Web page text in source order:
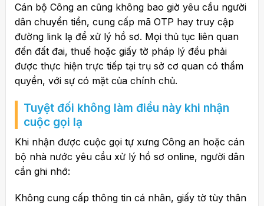
Cán bộ Công an cũng không bao giờ yêu cầu người
dân chuyển tiền, cung cấp mã OTP hay truy cập
đường link lạ để xử lý hồ sơ. Mọi thủ tục liên quan
đến đất đai, thuế hoặc giấy tờ pháp lý đều phải
được thực hiện trực tiếp tại trụ sở cơ quan có thẩm
quyền, với sự có mặt của chính chủ.
Tuyệt đối không làm điều này khi nhận
cuộc gọi lạ
Khi nhận được cuộc gọi tự xưng Công an hoặc cán
bộ nhà nước yêu cầu xử lý hồ sơ online, người dân
cần ghi nhớ:
Không cung cấp thông tin cá nhân, giấy tờ tùy thân